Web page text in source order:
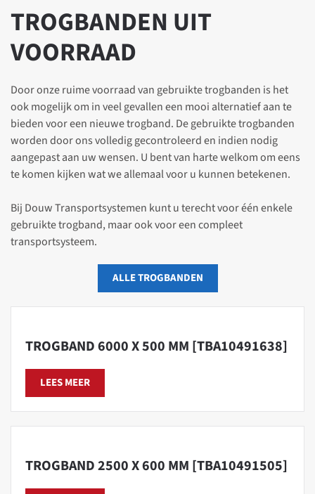
TROGBANDEN UIT
VOORRAAD
Door onze ruime voorraad van gebruikte trogbanden is het
ook mogelijk om in veel gevallen een mooi alternatief aan te
bieden voor een nieuwe trogband. De gebruikte trogbanden
worden door ons volledig gecontroleerd en indien nodig
aangepast aan uw wensen. U bent van harte welkom om eens
te komen kijken wat we allemaal voor u kunnen betekenen.
Bij Douw Transportsystemen kunt u terecht voor één enkele
gebruikte trogband, maar ook voor een compleet
transportsysteem.
ALLE TROGBANDEN
TROGBAND 6000 X 500 MM [TBA10491638]
LEES MEER
TROGBAND 2500 X 600 MM [TBA10491505]